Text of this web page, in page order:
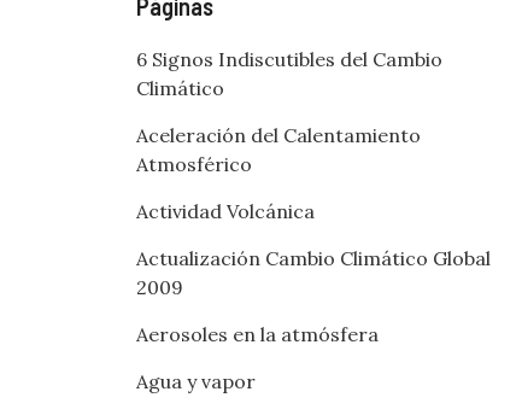
Páginas
6 Signos Indiscutibles del Cambio
Climático
Aceleración del Calentamiento
Atmosférico
Actividad Volcánica
Actualización Cambio Climático Global
2009
Aerosoles en la atmósfera
Agua y vapor